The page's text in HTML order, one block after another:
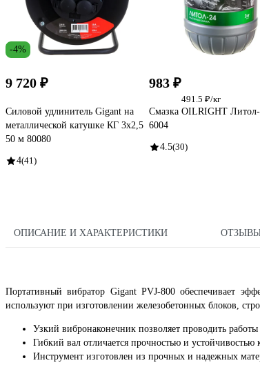
-4%
9 720 ₽
Силовой удлинитель Gigant на
металлической катушке КГ 3x2,5
50 м 80080
4(41)
983 ₽
491.5 ₽/кг
Смазка OILRIGHT
6004
4.5(30)
ОПИСАНИЕ И ХАРАКТЕРИСТИКИ
Портативный вибратор Gigant PVJ-800 обеспечивает
используют при изготовлении железобетонных блоков,
Узкий вибронаконечник позволяет проводить
Гибкий вал отличается прочностью и
Инструмент изготовлен из прочных и надежных